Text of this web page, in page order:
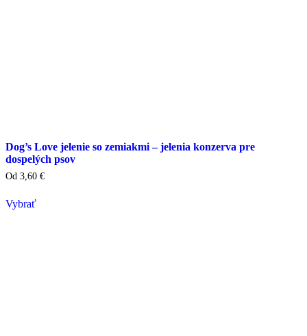
Dog’s Love jelenie so zemiakmi – jelenia konzerva pre
dospelých psov
Od 3,60 €
Vybrať